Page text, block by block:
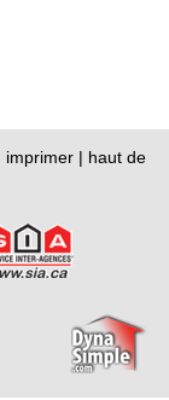
imprimer | haut de